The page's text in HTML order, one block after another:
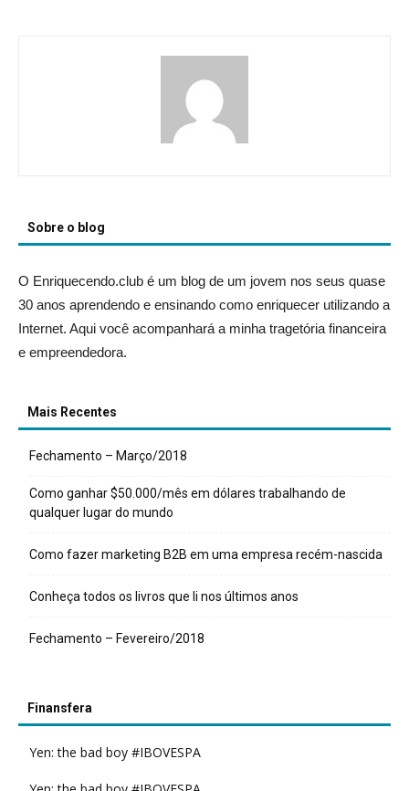
Sobre o blog
O Enriquecendo.club é um blog de um jovem nos seus quase
30 anos aprendendo e ensinando como enriquecer utilizando a
Internet. Aqui você acompanhará a minha tragetória financeira
e empreendedora.
Mais Recentes
Fechamento – Março/2018
Como ganhar $50.000/mês em dólares trabalhando de
qualquer lugar do mundo
Como fazer marketing B2B em uma empresa recém-nascida
Conheça todos os livros que li nos últimos anos
Fechamento – Fevereiro/2018
Finansfera
Yen: the bad boy #IBOVESPA